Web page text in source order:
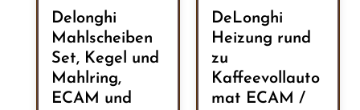
Delonghi
Mahlscheiben
Set, Kegel und
Mahlring,
ECAM und
DeLonghi
Heizung rund
zu
Kaffeevollauto
mat ECAM /